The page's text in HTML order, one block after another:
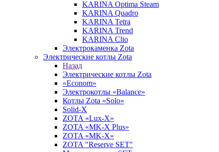
KARINA Optima Steam
KARINA Quadro
KARINA Tetra
KARINA Trend
KARINA Clio
Электрокаменка Zota
Электрические котлы Zota
Назад
Электрические котлы Zota
«Econom»
Электрокотлы «Balance»
Котлы Zota «Solo»
Solid-X
ZOTA «Lux-X»
ZOTA «MK-X Plus»
ZOTA «MK-X»
ZOTA "Reserve SET"